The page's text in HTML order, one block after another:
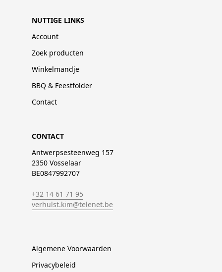
NUTTIGE LINKS
Account
Zoek producten
Winkelmandje
BBQ & Feestfolder
Contact
CONTACT
Antwerpsesteenweg 157
2350 Vosselaar
BE0847992707
+32 14 61 71 95
verhulst.kim@telenet.be
Algemene Voorwaarden
Privacybeleid